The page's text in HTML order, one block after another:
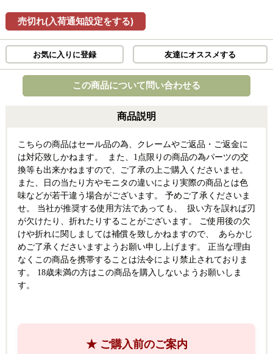
売切れ(入荷通知設定をする)
お気に入りに登録 友達にオススメする
この商品について問い合わせる
商品説明
こちらの商品はセール品の為、クレームやご返品・ご返金に
は対応致しかねます。 また、1点限りの商品の為パーツの交
換等も出来かねますので、ご了承の上ご購入くださいませ。
また、日の当たり方やモニタの違いにより実際の商品とは色
味などが若干違う場合がございます。 予めご了承くださいま
せ。 当社が推奨する使用方法であっても、 扱い方を誤れば刃
が欠けたり、折れたりすることがございます。 ご使用後の欠
けや折れに関しましては補償を致しかねますので、 あらかじ
めご了承くださいますようお願い申し上げます。 正当な理由
なくこの商品を携帯することは法令により禁止されておりま
す。 18歳未満の方はこの商品を購入しないようお願いしま
す。
★ ご購入前のご案内